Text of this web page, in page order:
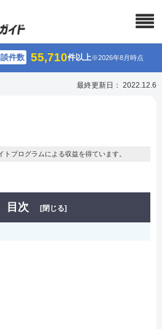
件数 55,710件以上※2026年8月時点
最終更新日： 2022.12.6
プログラムによる収益を得ています。
目次 [閉じる]